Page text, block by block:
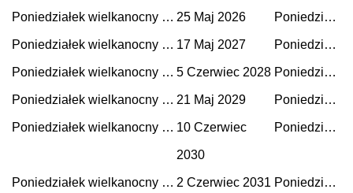
Poniedziałek wielkanocny 2026 25 Maj 2026 Poniedziałek
Poniedziałek wielkanocny 2027 17 Maj 2027 Poniedziałek
Poniedziałek wielkanocny 2028 5 Czerwiec 2028 Poniedziałek
Poniedziałek wielkanocny 2029 21 Maj 2029 Poniedziałek
Poniedziałek wielkanocny 2030 10 Czerwiec
2030
Poniedziałek
Poniedziałek wielkanocny 2031 2 Czerwiec 2031 Poniedziałek